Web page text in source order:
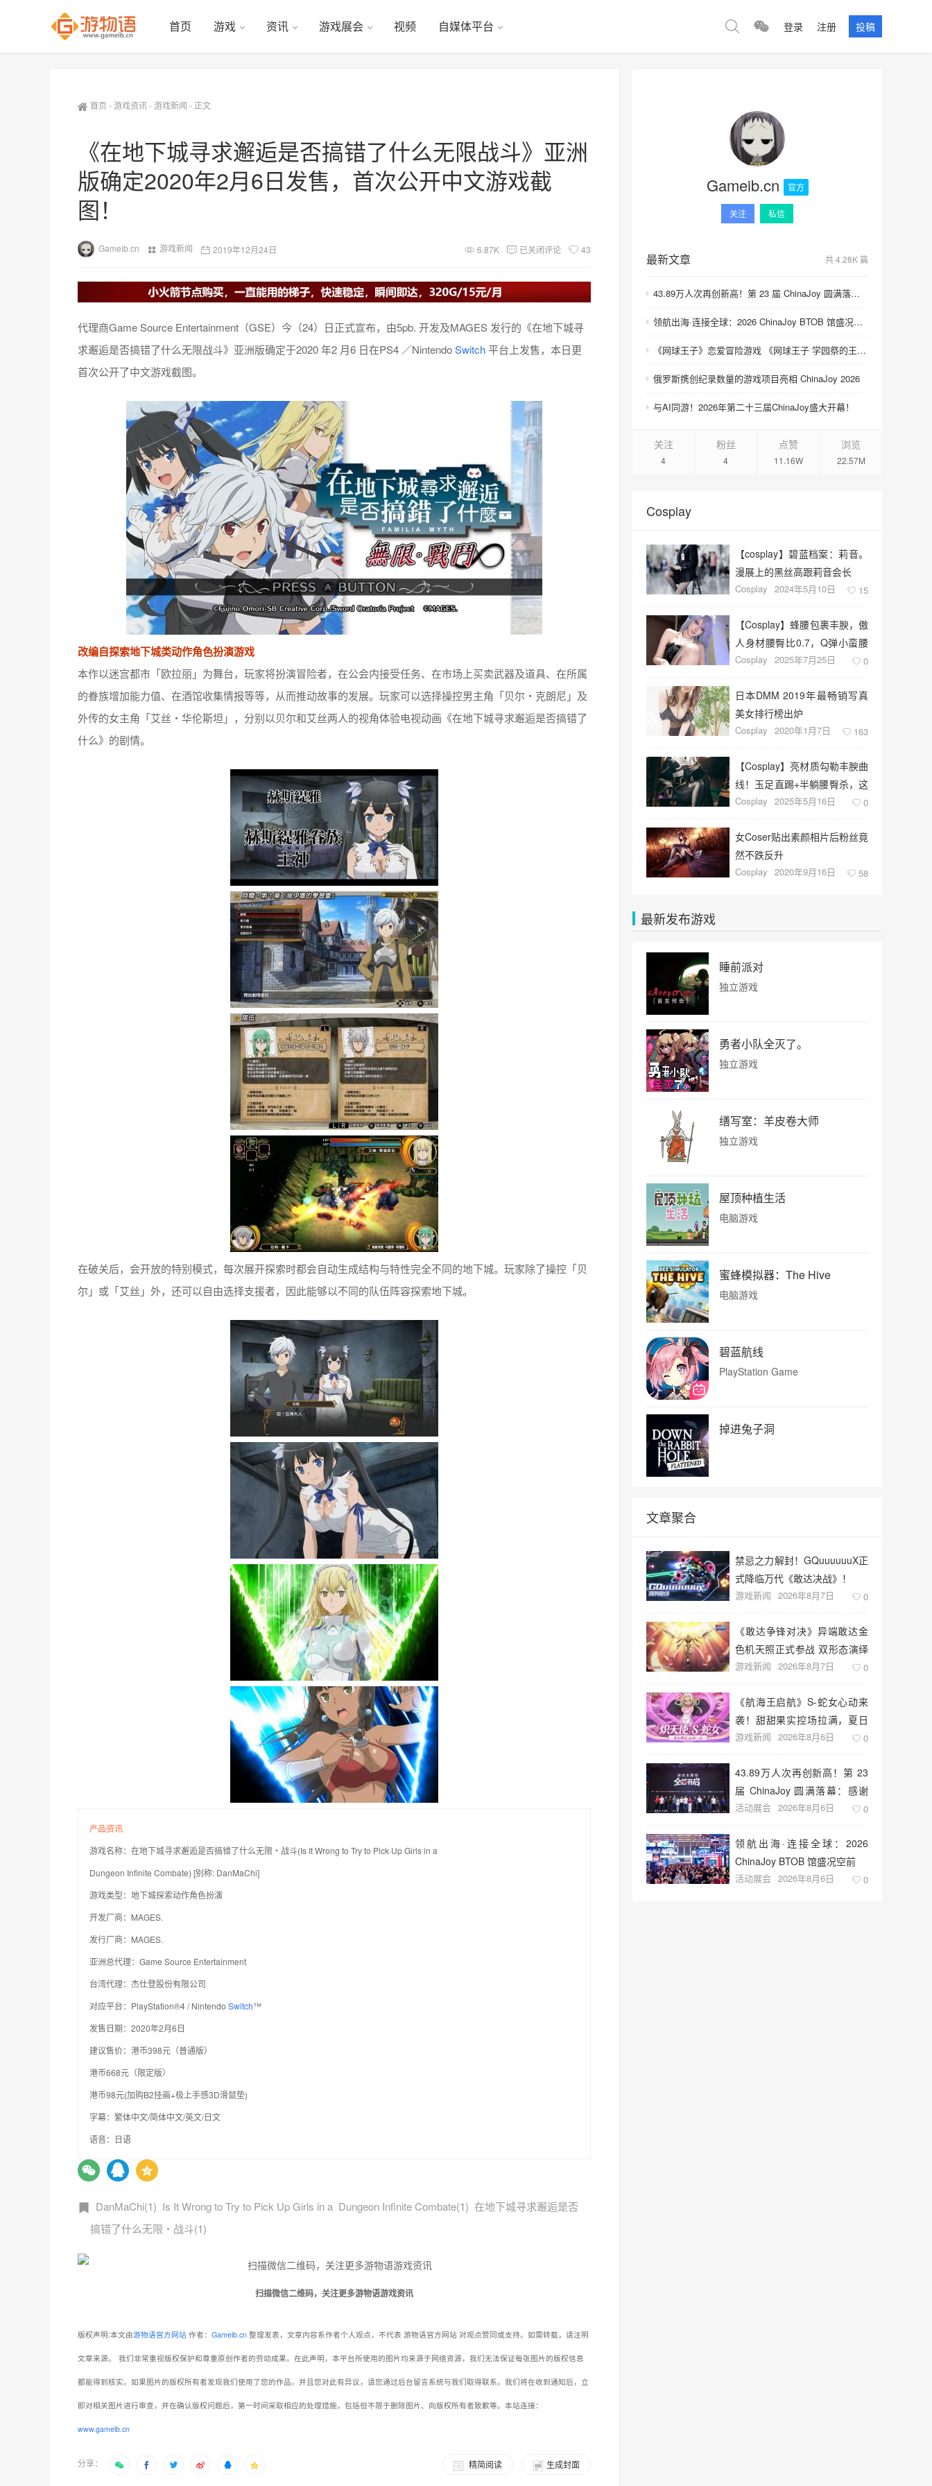
首页 游戏 资讯 游戏展会 视频 自媒体平台 登录 注册 投稿
首页 -游戏资讯-游戏新闻 - 正文
《在地下城寻求邂逅是否搞错了什么无限战斗》亚洲
版确定2020年2月6日发售，首次公开中文游戏截
图！
Gameib.cn 游戏新闻 2019年12月24日 6.87K 已关闭评论 43
代理商Game Source Entertainment（GSE）今（24）日正式宣布，由5pb. 开发及MAGES 发行的《在地下城寻
求邂逅是否搞错了什么无限战斗》亚洲版确定于2020 年2 月6 日在PS4 ／NintendoSwitch平台上发售，本日更
首次公开了中文游戏截图。
改编自探索地下城类动作角色扮演游戏
本作以迷宫都市「欧拉丽」为舞台，玩家将扮演冒险者，在公会内接受任务、在市场上买卖武器及道具、在所属
的眷族增加能力值、在酒馆收集情报等等，从而推动故事的发展。玩家可以选择操控男主角「贝尔・克朗尼」及
外传的女主角「艾丝・华伦斯坦」，分别以贝尔和艾丝两人的视角体验电视动画《在地下城寻求邂逅是否搞错了
什么》的剧情。
在破关后，会开放的特别模式，每次展开探索时都会自动生成结构与特性完全不同的地下城。玩家除了操控「贝
尔」或「艾丝」外，还可以自由选择支援者，因此能够以不同的队伍阵容探索地下城。
产品资讯
游戏名称：在地下城寻求邂逅是否搞错了什么无限・战斗(Is It Wrong to Try to Pick Up Girls in a
Dungeon Infinite Combate) [别称: DanMaChi]
游戏类型：地下城探索动作角色扮演
开发厂商：MAGES.
发行厂商：MAGES.
亚洲总代理：Game Source Entertainment
台湾代理：杰仕登股份有限公司
对应平台：PlayStation®4 / Nintendo Switch™
发售日期：2020年2月6日
建议售价：港币398元（普通版）
港币668元（限定版）
港币98元(加购B2挂画+极上手感3D滑鼠垫)
字幕：繁体中文/简体中文/英文/日文
语音：日语
DanMaChi(1) Is It Wrong to Try to Pick Up Girls in a Dungeon Infinite Combate(1) 在地下城寻求邂逅是否
搞错了什么无限・战斗(1)
扫描微信二维码，关注更多游物语游戏资讯
版权声明:本文由游物语官方网站 作者： Gameib.cn 整理发表，文章内容系作者个人观点，不代表 游物语官方网站 对观点赞同或支持。如需转载，请注明
文章来源。 我们非常重视版权保护和尊重原创作者的劳动成果。在此声明，本平台所使用的图片均来源于网络资源，我们无法保证每张图片的版权信息
都能得到核实。如果图片的版权所有者发现我们使用了您的作品，并且您对此有异议，请您通过后台留言系统与我们取得联系。我们将在收到通知后，立
即对相关图片进行审查，并在确认版权问题后，第一时间采取相应的处理措施，包括但不限于删除图片、向版权所有者致歉等。本站连接：
www.gameib.cn
分享： 生成封面
精简阅读
Gameib.cn 官方
关注 私信
最新文章 共 4.28K 篇
43.89万人次再创新高！第 23 届 ChinaJoy 圆满落幕：感谢有你，共赴这场“与 AI 同游”的盛夏之约
领航出海·连接全球：2026 ChinaJoy BTOB 馆盛况空前
《网球王子》恋爱冒险游戏 《网球王子 学园祭的王子们 ♡-40 and more…》与《网球王子 心跳求生 Tie break ♡game》发售
俄罗斯携创纪录数量的游戏项目亮相 ChinaJoy 2026
与AI同游！2026年第二十三届ChinaJoy盛大开幕！
关注
4
粉丝
4
点赞
11.16W
浏览
22.57M
Cosplay
【cosplay】碧蓝档案：莉音。
漫展上的黑丝高跟莉音会长
Cosplay 2024年5月10日 15
【Cosplay】蜂腰包裹丰腴，傲
人身材腰臀比0.7，Q弹小蛮腰
心动了！
Cosplay 2025年7月25日 0
日本DMM 2019年最畅销写真
美女排行榜出炉
Cosplay 2020年1月7日 163
【Cosplay】亮材质勾勒丰腴曲
线！玉足直踢+半躺腰臀杀，这
波视觉暴击我跪了
Cosplay 2025年5月16日 0
女Coser贴出素颜相片后粉丝竟
然不跌反升
Cosplay 2020年9月16日 58
最新发布游戏
睡前派对
独立游戏
勇者小队全灭了。
独立游戏
缮写室：羊皮卷大师
独立游戏
屋顶种植生活
电脑游戏
蜜蜂模拟器：The Hive
电脑游戏
碧蓝航线
PlayStation Game
掉进兔子洞
文章聚合
禁忌之力解封！GQuuuuuuX正
式降临万代《敢达决战》！
游戏新闻 2026年8月7日 0
《敢达争锋对决》异端敢达金
色机天照正式参战 双形态演绎
空中战技
游戏新闻 2026年8月7日 0
《航海王启航》S-蛇女心动来
袭！甜甜果实控场拉满，夏日
盛宴开启
游戏新闻 2026年8月6日 0
43.89万人次再创新高！第 23
届 ChinaJoy 圆满落幕：感谢
有你，共赴这场“与 AI 同游”的
活动展会 2026年8月6日 0
领航出海·连接全球：2026
ChinaJoy BTOB 馆盛况空前
活动展会 2026年8月6日 0